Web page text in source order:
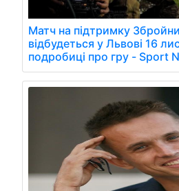
Матч на підтримку
відбудеться у Львові 16
подробиці про гру - Sport